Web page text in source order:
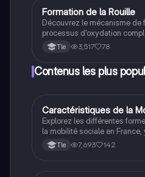
présentation et approfondir
scientifiques.
Grand oral
Formation de la Rouille
Découvrez le mécanisme de
processus d'oxydation
l'eau et le dioxygène. Ce
étapes clés de la corrosion,
hydroxydes de fer. Type :
Tle 3,517 78
Contenus les plus
SES
Caractéristiques de la
Explorez les différentes
la mobilité sociale en
structurelle et la fluidité
les trajectoires de mobilité
Tle 7,693 142